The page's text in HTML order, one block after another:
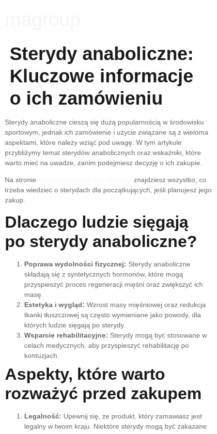
Sterydy anaboliczne:
Kluczowe informacje
o ich zamówieniu
Sterydy anaboliczne cieszą się dużą popularnością w środowisku
sportowym, jednak ich zamówienie i użycie związane są z wieloma
aspektami, które należy wziąć pod uwagę. W tym artykule
przybliżymy temat sterydów anabolicznych oraz wskaźniki, które
warto mieć na uwadze, zanim podejmiesz decyzję o ich zakupie.
Na stronie
znajdziesz wszystko, co
trzeba wiedzieć o sterydach dla początkujących, jeśli planujesz jego
zakup.
Dlaczego ludzie sięgają
po sterydy anaboliczne?
Poprawa wydolności fizycznej: Sterydy anaboliczne
składają się z syntetycznych hormonów, które mogą
przyspieszyć proces regeneracji mięśni oraz zwiększyć ich
masę.
Estetyka i wygląd: Wzrost masy mięśniowej oraz redukcja
tkanki tłuszczowej są często wymieniane jako powody, dla
których ludzie sięgają po sterydy.
Wsparcie rehabilitacyjne: Sterydy mogą być stosowane w
celach medycznych, aby przyspieszyć rehabilitację po
kontuzjach.
Aspekty, które warto
rozważyć przed zakupem
Legalność: Upewnij się, że produkt, który zamawiasz jest
legalny w twoim kraju. Niektóre sterydy mogą być zakazane